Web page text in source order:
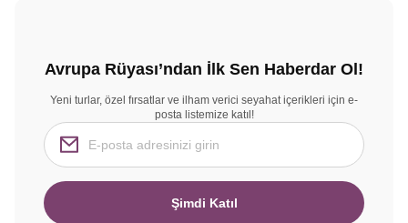
Avrupa Rüyası’ndan İlk Sen Haberdar Ol!
Yeni turlar, özel fırsatlar ve ilham verici seyahat içerikleri için e-
posta listemize katıl!
Şimdi Katıl